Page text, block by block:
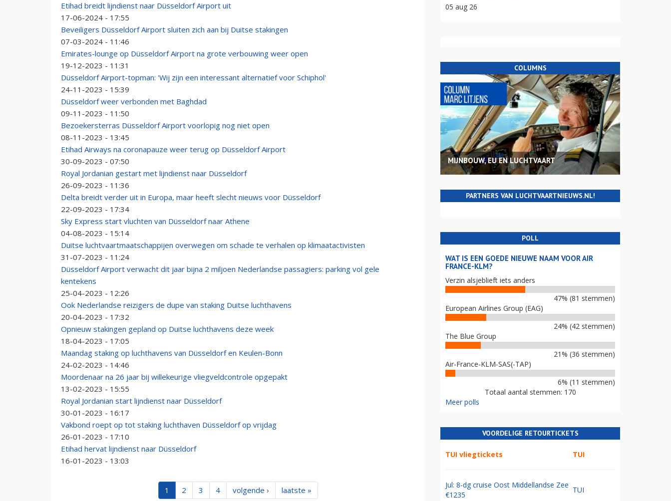
Etihad breidt lijndienst naar Düsseldorf Airport uit
17-06-2024 - 17:55
Beveiligers Düsseldorf Airport sluiten zich aan bij Duitse stakingen
07-03-2024 - 11:46
Emirates-lounge op Düsseldorf Airport na grote verbouwing weer open
19-12-2023 - 11:31
Düsseldorf Airport-topman: 'Wij zijn een interessant alternatief voor Schiphol'
24-11-2023 - 15:39
Düsseldorf weer verbonden met Baghdad
09-11-2023 - 11:50
Bezoekersterras Düsseldorf Airport voorlopig nog niet open
08-11-2023 - 13:45
Etihad Airways na coronapauze weer terug op Düsseldorf Airport
30-09-2023 - 07:50
Royal Jordanian gestart met lijndienst naar Düsseldorf
26-09-2023 - 11:36
Delta breidt verder uit in Europa, maar heeft slecht nieuws voor Düsseldorf
22-09-2023 - 17:34
Sky Express start vluchten van Düsseldorf naar Athene
04-08-2023 - 15:14
Duitse luchtvaartmaatschappijen overwegen om schade te verhalen op klimaatactivisten
31-07-2023 - 11:24
Düsseldorf Airport verwacht dit jaar bijna 2 miljoen Nederlandse passagiers: parking vol gele
kentekens
25-04-2023 - 12:26
Ook Nederlandse reizigers de dupe van staking Duitse luchthavens
20-04-2023 - 17:32
Opnieuw stakingen gepland op Duitse luchthavens deze week
18-04-2023 - 17:05
Maandag staking op luchthavens van Düsseldorf en Keulen-Bonn
24-02-2023 - 14:46
Moordenaar na 26 jaar bij willekeurige vliegveldcontrole opgepakt
13-02-2023 - 15:55
Royal Jordanian start lijndienst naar Düsseldorf
30-01-2023 - 16:17
Vakbond roept op tot staking luchthaven Düsseldorf op vrijdag
26-01-2023 - 17:10
Etihad hervat lijndienst naar Düsseldorf
16-01-2023 - 13:03
1 2 3 4 volgende › laatste »
05 aug 26
COLUMNS
MIJNBOUW, EU EN LUCHTVAART
PARTNERS VAN LUCHTVAARTNIEUWS.NL!
POLL
WAT IS EEN GOEDE NIEUWE NAAM VOOR AIR
FRANCE-KLM?
Verzin alsjeblieft iets anders
47% (81 stemmen)
European Airlines Group (EAG)
24% (42 stemmen)
The Blue Group
21% (36 stemmen)
Air-France-KLM-SAS(-TAP)
6% (11 stemmen)
Totaal aantal stemmen: 170
Meer polls
VOORDELIGE RETOURTICKETS
TUI vliegtickets TUI
Jul: 8-dg cruise Oost Middellandse Zee
€1235
TUI